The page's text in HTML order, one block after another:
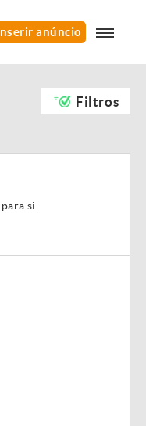
anúncio
Filtros
si.